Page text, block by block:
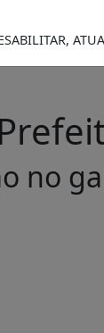
no